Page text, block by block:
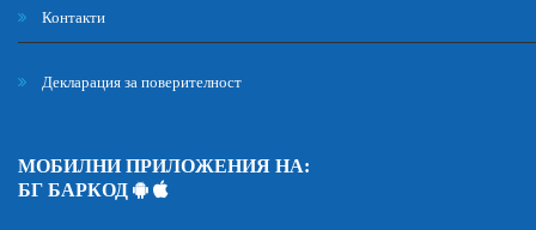
Контакти
Декларация за поверителност
МОБИЛНИ ПРИЛОЖЕНИЯ НА:
БГ БАРКОД